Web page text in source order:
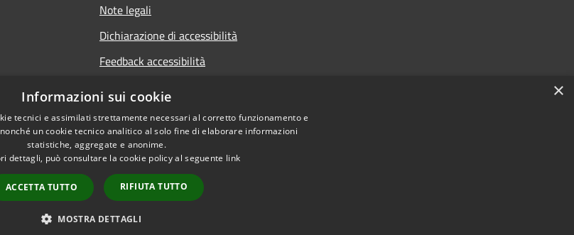
Note legali
Dichiarazione di accessibilità
Feedback accessibilità
personali
Copyright © 2026 • Comune di Pioltello • Powered by
×
Informazioni sui cookie
tecnici e assimilati strettamente necessari al corretto funzionamento e
un cookie tecnico analitico al solo fine di elaborare informazioni
statistiche, aggregate e anonime.
dettagli, può consultare la cookie policy al seguente link
ACCETTA TUTTO RIFIUTA TUTTO
MOSTRA DETTAGLI